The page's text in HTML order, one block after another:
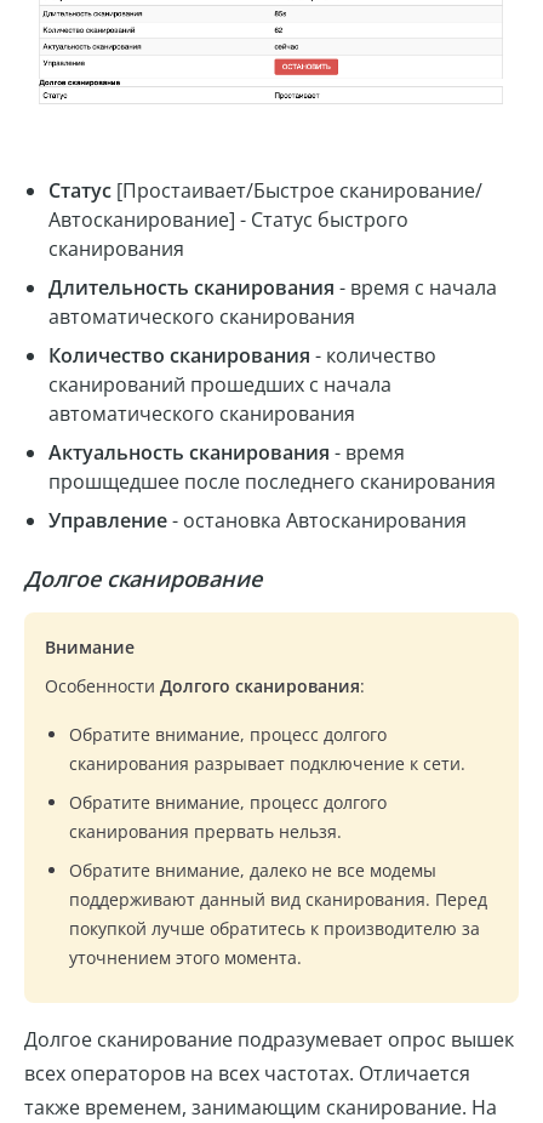
Статус [Простаивает/Быстрое сканирование/
Автосканирование] - Статус быстрого
сканирования
Длительность сканирования - время с начала
автоматического сканирования
Количество сканирования - количество
сканирований прошедших с начала
автоматического сканирования
Актуальность сканирования - время
прошщедшее после последнего сканирования
Управление- остановка Автосканирования
Долгое сканирование
Внимание
Особенности Долгого сканирования:
Обратите внимание, процесс долгого
сканирования разрывает подключение к сети.
Обратите внимание, процесс долгого
сканирования прервать нельзя.
Обратите внимание, далеко не все модемы
поддерживают данный вид сканирования. Перед
покупкой лучше обратитесь к производителю за
уточнением этого момента.
Долгое сканирование подразумевает опрос вышек
всех операторов на всех частотах. Отличается
также временем, занимающим сканирование. На